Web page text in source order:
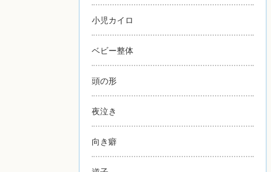
小児カイロ
ベビー整体
頭の形
夜泣き
向き癖